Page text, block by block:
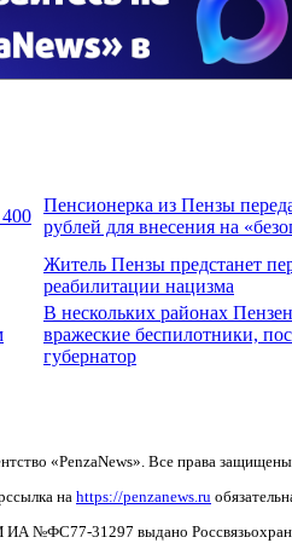
Пенсионерка из Пензы
рублей для внесения на
Житель Пензы предстанет
реабилитации нацизма
В нескольких районах
вражеские беспилотники,
губернатор
«PenzaNews». Все права
на https://penzanews.ru
№ФС77-31297 выдано